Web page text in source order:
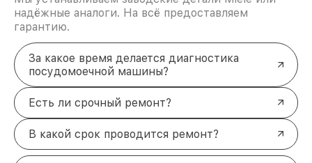
надёжные аналоги. На всё предоставляем
гарантию.
За какое время делается диагностика
посудомоечной машины?
Есть ли срочный ремонт?
В какой срок проводится ремонт?